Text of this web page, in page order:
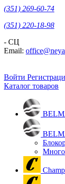
(351) 269-60-74
(351) 220-18-98
- СЦ
Email:
Войти
Каталог товаров